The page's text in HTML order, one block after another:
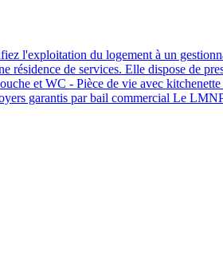
l'exploitation du logement à un
de services. Elle dispose de
et WC - Pièce de vie avec
garantis par bail commercial Le